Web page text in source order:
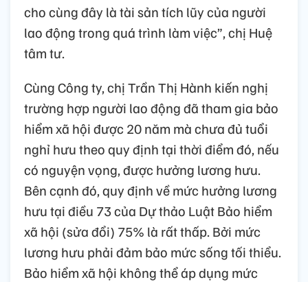
cho cùng đây là tài sản tích lũy của người
lao động trong quá trình làm việc”, chị Huệ
tâm tư.
Cùng Công ty, chị Trần Thị Hành kiến nghị
trường hợp người lao động đã tham gia bảo
hiểm xã hội được 20 năm mà chưa đủ tuổi
nghỉ hưu theo quy định tại thời điểm đó, nếu
có nguyện vọng, được hưởng lương hưu.
Bên cạnh đó, quy định về mức hưởng lương
hưu tại điều 73 của Dự thảo Luật Bảo hiểm
xã hội (sửa đổi) 75% là rất thấp. Bởi mức
lương hưu phải đảm bảo mức sống tối thiểu.
Bảo hiểm xã hội không thể áp dụng mức